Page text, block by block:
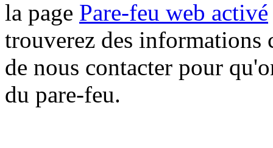
la page Pare-feu web activé
trouverez des informations
de nous contacter pour
du pare-feu.